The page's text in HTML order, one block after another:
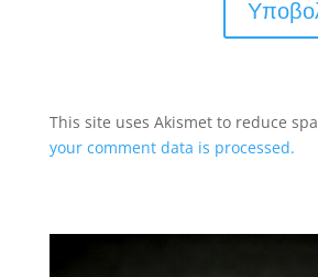
This site uses Akismet to reduce
your comment data is processed.